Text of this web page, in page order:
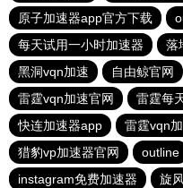
原子加速器app官方下载
每天试用一小时加速器
落
黑洞vqn加速
自由鲸官网
雷霆vqn加速官网
雷霆每
快连加速器app
雷霆vqn
猎豹vp加速器官网
outline
instagram免费加速器
旋